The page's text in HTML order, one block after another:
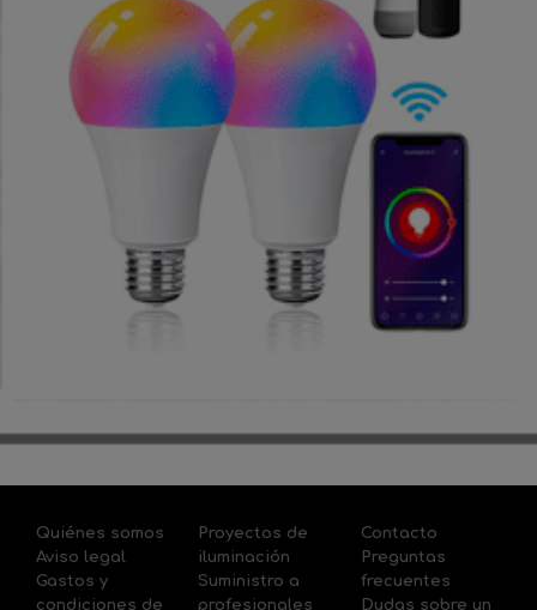
Quiénes somos
Aviso legal
Gastos y
condiciones de
Proyectos de
iluminación
Suministro a
profesionales
Contacto
Preguntas
frecuentes
Dudas sobre un